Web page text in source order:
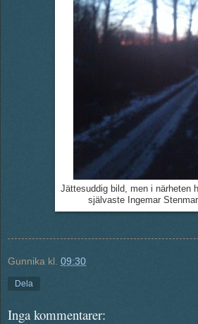
Jättesuddig bild, men i närheten
självaste Ingemar
Gunnika kl. 09:30
Dela
Inga kommentarer: